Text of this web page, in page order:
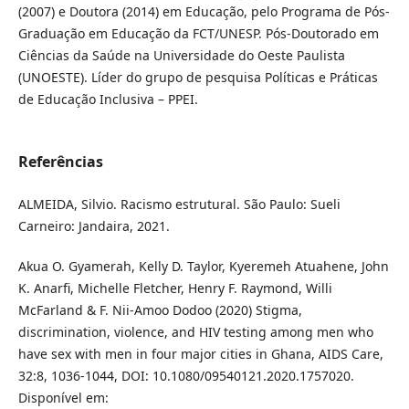
(2007) e Doutora (2014) em Educação, pelo Programa de Pós-
Graduação em Educação da FCT/UNESP. Pós-Doutorado em
Ciências da Saúde na Universidade do Oeste Paulista
(UNOESTE). Líder do grupo de pesquisa Políticas e Práticas
de Educação Inclusiva – PPEI.
Referências
ALMEIDA, Silvio. Racismo estrutural. São Paulo: Sueli
Carneiro: Jandaira, 2021.
Akua O. Gyamerah, Kelly D. Taylor, Kyeremeh Atuahene, John
K. Anarfi, Michelle Fletcher, Henry F. Raymond, Willi
McFarland & F. Nii-Amoo Dodoo (2020) Stigma,
discrimination, violence, and HIV testing among men who
have sex with men in four major cities in Ghana, AIDS Care,
32:8, 1036-1044, DOI: 10.1080/09540121.2020.1757020.
Disponível em: